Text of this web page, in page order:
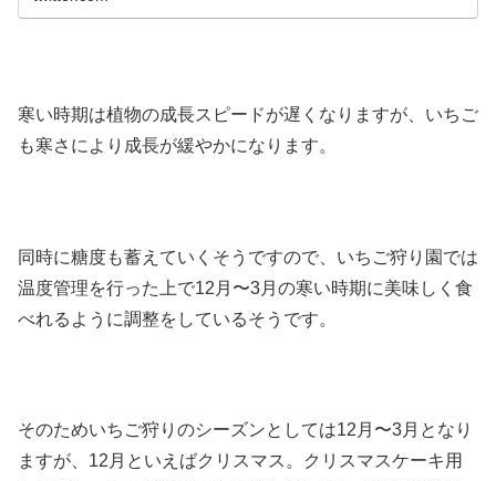
寒い時期は植物の成長スピードが遅くなりますが、いちご
も寒さにより成長が緩やかになります。
同時に糖度も蓄えていくそうですので、いちご狩り園では
温度管理を行った上で12月〜3月の寒い時期に美味しく食
べれるように調整をしているそうです。
そのためいちご狩りのシーズンとしては12月〜3月となり
ますが、12月といえばクリスマス。クリスマスケーキ用